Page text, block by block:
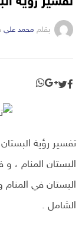
بقلم محمد علي
تفسير رؤية
البستان المنام ،
البستان في
الشامل .